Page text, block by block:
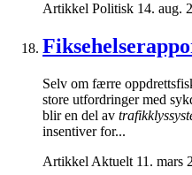
Artikkel Politisk 14. aug.
Selv om færre
store utfordringer med
blir en del av
insentiver for...
Artikkel Aktuelt 11. mars